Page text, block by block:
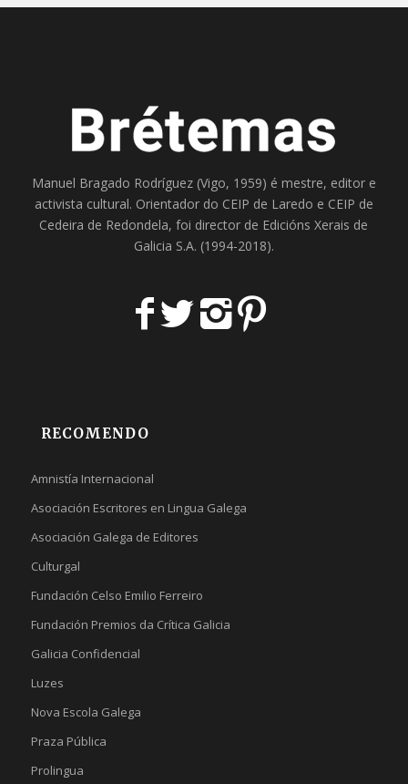
Manuel Bragado Rodríguez (Vigo, 1959) é mestre, editor e
activista cultural. Orientador do CEIP de Laredo e CEIP de
Cedeira de Redondela, foi director de Edicións Xerais de
Galicia S.A. (1994-2018).
RECOMENDO
Amnistía Internacional
Asociación Escritores en Lingua Galega
Asociación Galega de Editores
Culturgal
Fundación Celso Emilio Ferreiro
Fundación Premios da Crítica Galicia
Galicia Confidencial
Luzes
Nova Escola Galega
Praza Pública
Prolingua